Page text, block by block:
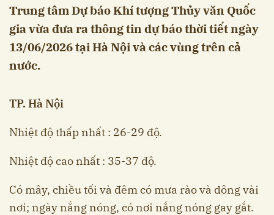
Trung tâm Dự báo Khí tượng Thủy văn Quốc
gia vừa đưa ra thông tin dự báo thời tiết ngày
13/06/2026 tại Hà Nội và các vùng trên cả
nước.
TP. Hà Nội
Nhiệt độ thấp nhất : 26-29 độ.
Nhiệt độ cao nhất : 35-37 độ.
Có mây, chiều tối và đêm có mưa rào và dông vài
nơi; ngày nắng nóng, có nơi nắng nóng gay gắt.